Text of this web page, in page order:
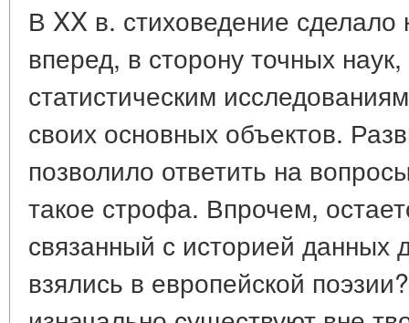
В XX в. стиховедение сделало
вперед, в сторону точных
статистическим
своих основных объектов.
позволило ответить на
такое строфа. Впрочем,
связанный с историей данных
взялись в европейской